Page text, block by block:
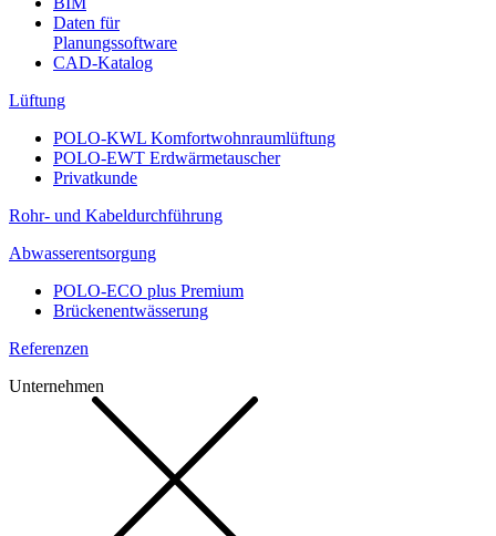
Daten für
Planungssoftware
CAD-Katalog
Lüftung
POLO-KWL Komfortwohnraumlüftung
POLO-EWT Erdwärmetauscher
Privatkunde
Rohr- und Kabeldurchführung
Abwasserentsorgung
POLO-ECO plus Premium
Brückenentwässerung
Referenzen
Unternehmen